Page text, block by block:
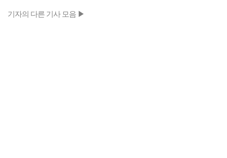
기자의 다른 기사 모음 ▶